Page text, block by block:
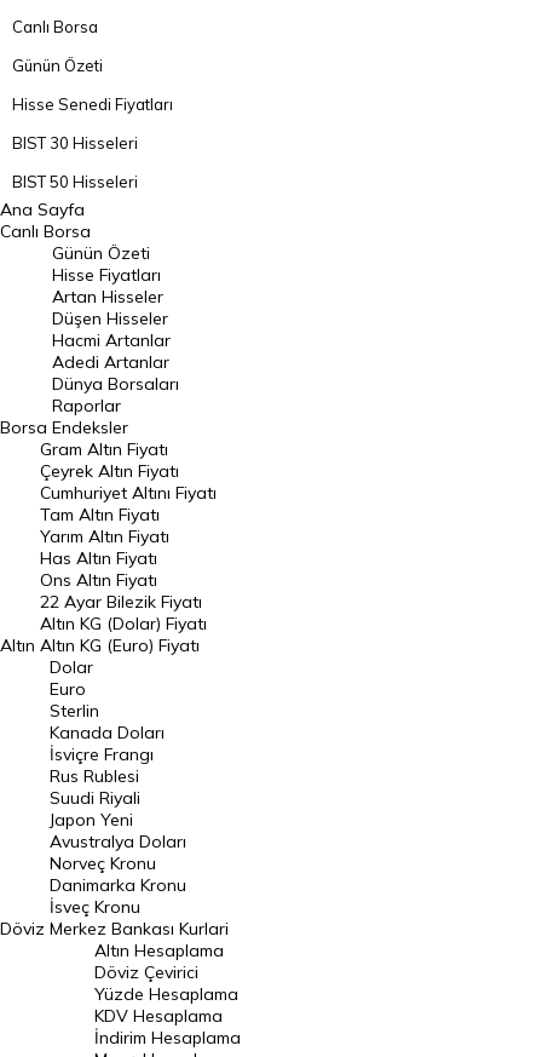
Canlı Borsa
Günün Özeti
Hisse Senedi Fiyatları
BIST 30 Hisseleri
BIST 50 Hisseleri
BIST 100 Hisseleri
En Çok Artan Hisseler
En Çok Düşen Hisseler
Hacmi Artanlar
Geçmiş Kapanışlar
Dünya Borsaları
Raporlar
Endeksler
DÖVİZ
Döviz Kuru
Dolar Kuru
Euro Kuru
Pound Kuru
Frank Kuru
Riyal Kuru
Avustralya Doları
Danimarka Kronu Kuru
Kanada Doları Kuru
Norveç Kronu Kuru
İsveç Kronu Kuru
Japon Yeni Kuru
Serbest Piyasa Döviz Kurları
Ana Sayfa
Canlı Borsa
Borsa
Günün Özeti
Hisse Fiyatları
Artan Hisseler
Düşen Hisseler
Hacmi Artanlar
Adedi Artanlar
Dünya Borsaları
Raporlar
Endeksler
Altın
Gram Altın Fiyatı
Çeyrek Altın Fiyatı
Cumhuriyet Altını Fiyatı
Tam Altın Fiyatı
Yarım Altın Fiyatı
Has Altın Fiyatı
Ons Altın Fiyatı
22 Ayar Bilezik Fiyatı
Altın KG (Dolar) Fiyatı
Altın KG (Euro) Fiyatı
Döviz
Dolar
Euro
Sterlin
Kanada Doları
İsviçre Frangı
Rus Rublesi
Suudi Riyali
Japon Yeni
Avustralya Doları
Norveç Kronu
Danimarka Kronu
İsveç Kronu
Merkez Bankası Kurlari
Altın Hesaplama
Döviz Çevirici
Yüzde Hesaplama
KDV Hesaplama
İndirim Hesaplama